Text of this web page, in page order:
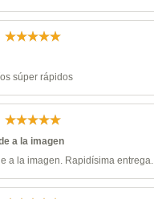
súper rápidos
a la imagen
a la imagen. Rapidísima entrega.